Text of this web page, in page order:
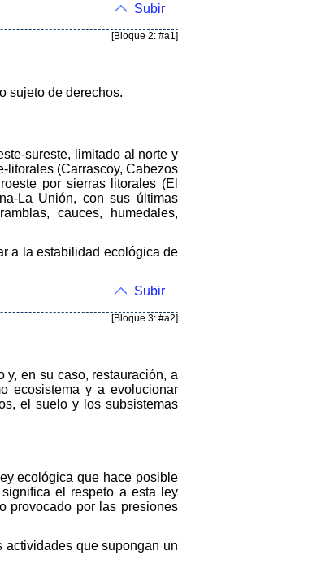
Subir
[Bloque 2: #a1]
sujeto de derechos.
sureste, limitado al norte y
litorales (Carrascoy, Cabezos
por sierras litorales (El
La Unión, con sus últimas
cauces, humedales,
a la estabilidad ecológica de
Subir
[Bloque 3: #a2]
y, en su caso, restauración, a
ecosistema y a evolucionar
el suelo y los subsistemas
ecológica que hace posible
el respeto a esta ley
provocado por las presiones
actividades que supongan un